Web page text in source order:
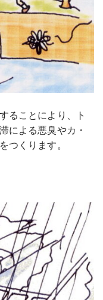
ることにより、ト
による悪臭やカ・
つくります。